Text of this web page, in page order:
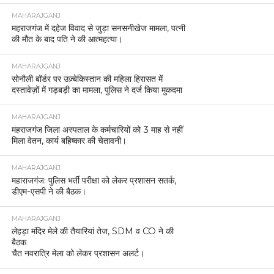
MAHARAJGANJ
महराजगंज में दहेज विवाद से जुड़ा सनसनीखेज मामला, पत्नी
की मौत के बाद पति ने की आत्महत्या।
MAHARAJGANJ
सोनौली बॉर्डर पर उज़्बेकिस्तान की महिला हिरासत में
दस्तावेज़ों में गड़बड़ी का मामला, पुलिस ने दर्ज किया मुकदमा
MAHARAJGANJ
महराजगंज जिला अस्पताल के कर्मचारियों को 3 माह से नहीं
मिला वेतन, कार्य बहिष्कार की चेतावनी।
MAHARAJGANJ
महाराजगंज: पुलिस भर्ती परीक्षा को लेकर प्रशासन सतर्क,
डीएम-एसपी ने की बैठक।
MAHARAJGANJ
लेहड़ा मंदिर मेले की तैयारियां तेज, SDM व CO ने की
बैठक
चैत नवरात्रि मेला को लेकर प्रशासन अलर्ट।